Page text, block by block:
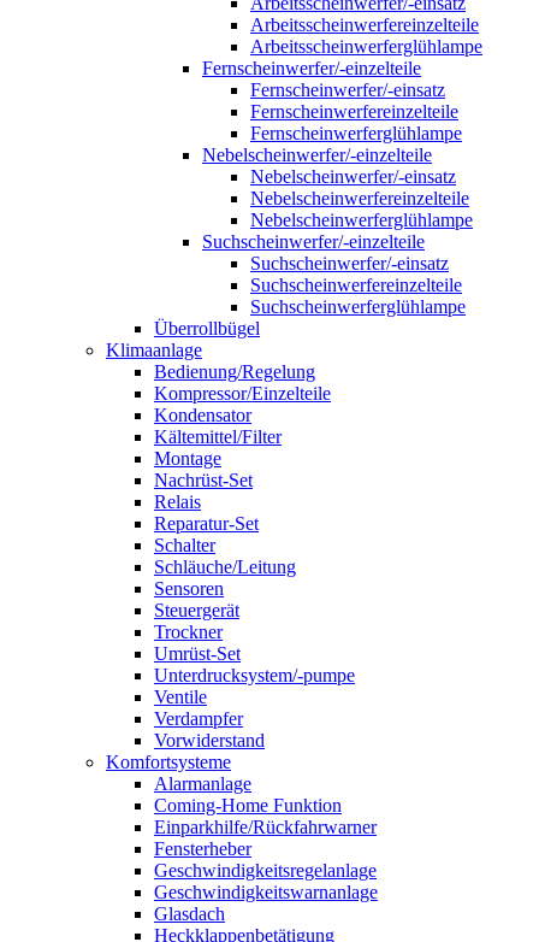
Arbeitsscheinwerfereinzelteile
Arbeitsscheinwerferglühlampe
Fernscheinwerfer/-einzelteile
Fernscheinwerfer/-einsatz
Fernscheinwerfereinzelteile
Fernscheinwerferglühlampe
Nebelscheinwerfer/-einzelteile
Nebelscheinwerfer/-einsatz
Nebelscheinwerfereinzelteile
Nebelscheinwerferglühlampe
Suchscheinwerfer/-einzelteile
Suchscheinwerfer/-einsatz
Suchscheinwerfereinzelteile
Suchscheinwerferglühlampe
Überrollbügel
Klimaanlage
Bedienung/Regelung
Kompressor/Einzelteile
Kondensator
Kältemittel/Filter
Montage
Nachrüst-Set
Relais
Reparatur-Set
Schalter
Schläuche/Leitung
Sensoren
Steuergerät
Trockner
Umrüst-Set
Unterdrucksystem/-pumpe
Ventile
Verdampfer
Vorwiderstand
Komfortsysteme
Alarmanlage
Coming-Home Funktion
Einparkhilfe/Rückfahrwarner
Fensterheber
Geschwindigkeitsregelanlage
Geschwindigkeitswarnanlage
Glasdach
Heckklappenbetätigung